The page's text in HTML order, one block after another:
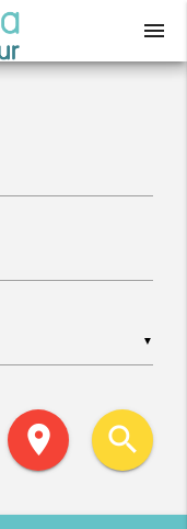
menu
▼
location_on search